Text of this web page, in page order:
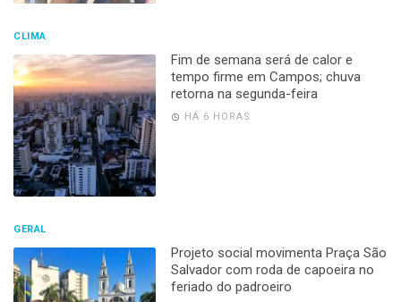
CLIMA
Fim de semana será de calor e
tempo firme em Campos; chuva
retorna na segunda-feira
HÁ 6 HORAS
GERAL
Projeto social movimenta Praça São
Salvador com roda de capoeira no
feriado do padroeiro